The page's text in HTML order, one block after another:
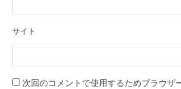
サイト
次回のコメントで使用するためブラウザ